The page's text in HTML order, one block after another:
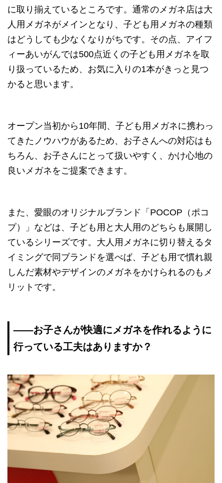
に取り揃えているところです。通常のメガネ店は大
人用メガネがメインとなり、子ども用メガネの種類
はどうしても少なくなりがちです。その点、アイフ
ィーあいがんでは500点近くの子ども用メガネを取
り扱っているため、お気に入りの1本がきっと見つ
かると思います。
オープン当初から10年間、子ども用メガネに携わっ
てきたノウハウがあるため、お子さんへの対応はも
ちろん、お子さんにとって扱いやすく、かけ心地の
良いメガネをご提案できます。
また、愛眼のオリジナルブランド「POCOP（ポコ
プ）」などは、子ども用と大人用のどちらも展開し
ているシリーズです。大人用メガネに切り替えるタ
イミングで同ブランドを選べば、子ども用で慣れ親
しんだ素材やデザインのメガネをかけられるのもメ
リットです。
――お子さんが快適にメガネを作れるように
行っている工夫はありますか？